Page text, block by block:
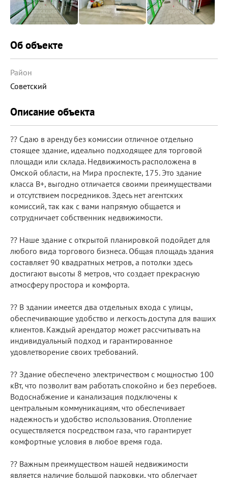
Об объекте
Район
Советский
Описание объекта
?? Сдаю в аренду без комиссии отличное отдельно
стоящее здание, идеально подходящее для торговой
площади или склада. Недвижимость расположена в
Омской области, на Мира проспекте, 175. Это здание
класса B+, выгодно отличается своими преимуществами
и отсутствием посредников. Здесь нет агентских
комиссий, так как с вами напрямую общается и
сотрудничает собственник недвижимости.
?? Наше здание с открытой планировкой подойдет для
любого вида торгового бизнеса. Общая площадь здания
составляет 90 квадратных метров, а потолки здесь
достигают высоты 8 метров, что создает прекрасную
атмосферу простора и комфорта.
?? В здании имеется два отдельных входа с улицы,
обеспечивающие удобство и легкость доступа для ваших
клиентов. Каждый арендатор может рассчитывать на
индивидуальный подход и гарантированное
удовлетворение своих требований.
?? Здание обеспечено электричеством с мощностью 100
кВт, что позволит вам работать спокойно и без перебоев.
Водоснабжение и канализация подключены к
центральным коммуникациям, что обеспечивает
надежность и удобство использования. Отопление
осуществляется посредством газа, что гарантирует
комфортные условия в любое время года.
??️ Важным преимуществом нашей недвижимости
является наличие большой парковки, что облегчает